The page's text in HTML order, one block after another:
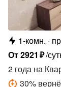
1-комн.
От2921 ₽/
2 года на
30%